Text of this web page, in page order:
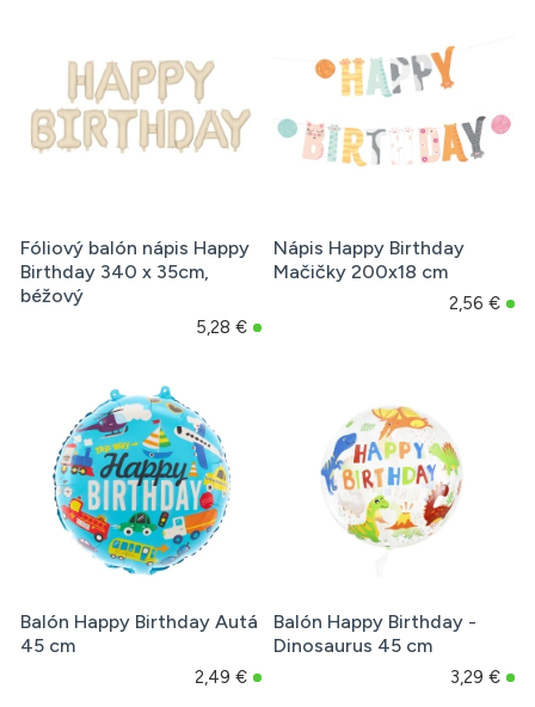
Fóliový balón nápis Happy
Birthday 340 x 35cm,
béžový
5,28 €
Nápis Happy Birthday
Mačičky 200x18 cm
2,56 €
Balón Happy Birthday Autá
45 cm
2,49 €
Balón Happy Birthday -
Dinosaurus 45 cm
3,29 €